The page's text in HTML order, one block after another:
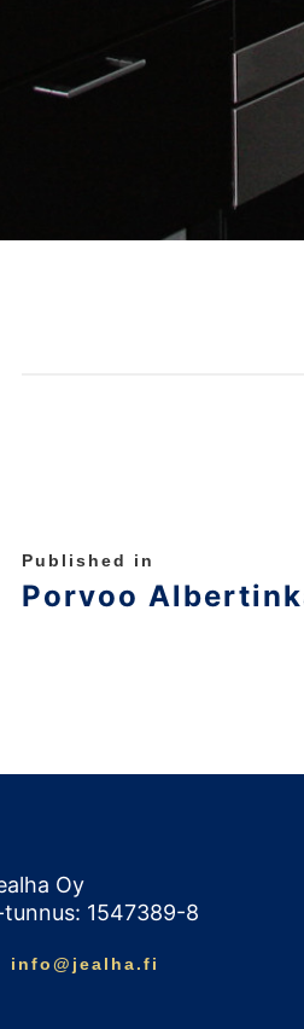
Published in
Porvoo
Oy
1547389-8
info@jealha.fi